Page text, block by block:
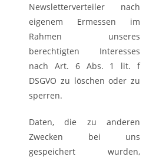
Newsletterverteiler nach
eigenem Ermessen im
Rahmen unseres
berechtigten Interesses
nach Art. 6 Abs. 1 lit. f
DSGVO zu löschen oder zu
sperren.
Daten, die zu anderen
Zwecken bei uns
gespeichert wurden,